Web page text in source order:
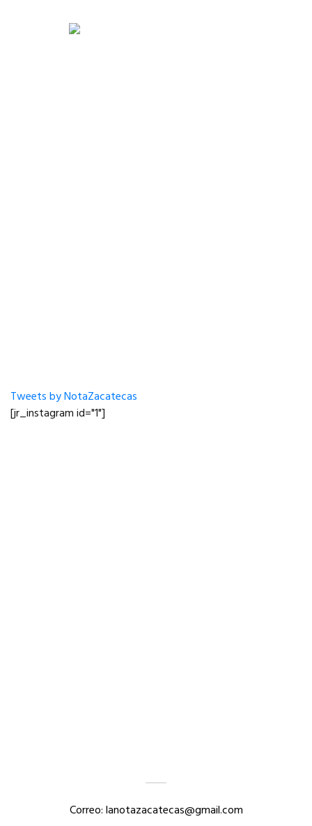
Tweets by NotaZacatecas
[jr_instagram id="1"]
Correo: lanotazacatecas@gmail.com